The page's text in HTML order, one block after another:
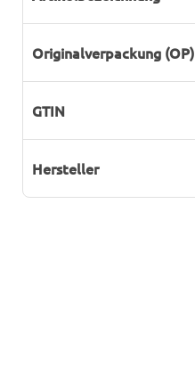
Originalverpackung (OP)
GTIN
Hersteller